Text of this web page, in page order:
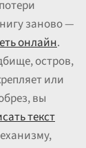
заново —
онлайн.
остров,
или
вы
текст